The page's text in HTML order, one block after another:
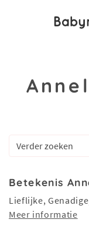
Betekenis
Lieflijke,
Meer informatie